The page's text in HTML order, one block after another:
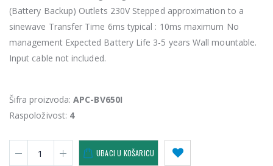
(Battery Backup) Outlets 230V Stepped approximation to a
sinewave Transfer Time 6ms typical : 10ms maximum No
management Expected Battery Life 3-5 years Wall mountable.
Input cable not included.
Šifra proizvoda:APC-BV650I
Raspoloživost: 4
UBACI U KOŠARICU